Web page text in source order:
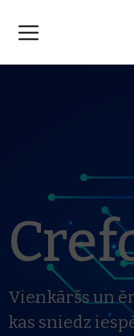
Vienkāršs un
kas sniedz